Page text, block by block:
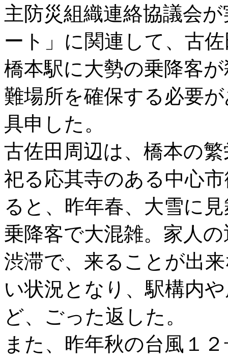
主防災組織連絡協議会
ート」に関連して、古
橋本駅に大勢の乗降客
難場所を確保する必要
具申した。
古佐田周辺は、橋本の
祀る応其寺のある中心
ると、昨年春、大雪に
乗降客で大混雑。家人
渋滞で、来ることが出
い状況となり、駅構内
ど、ごった返した。
また、昨年秋の台風１